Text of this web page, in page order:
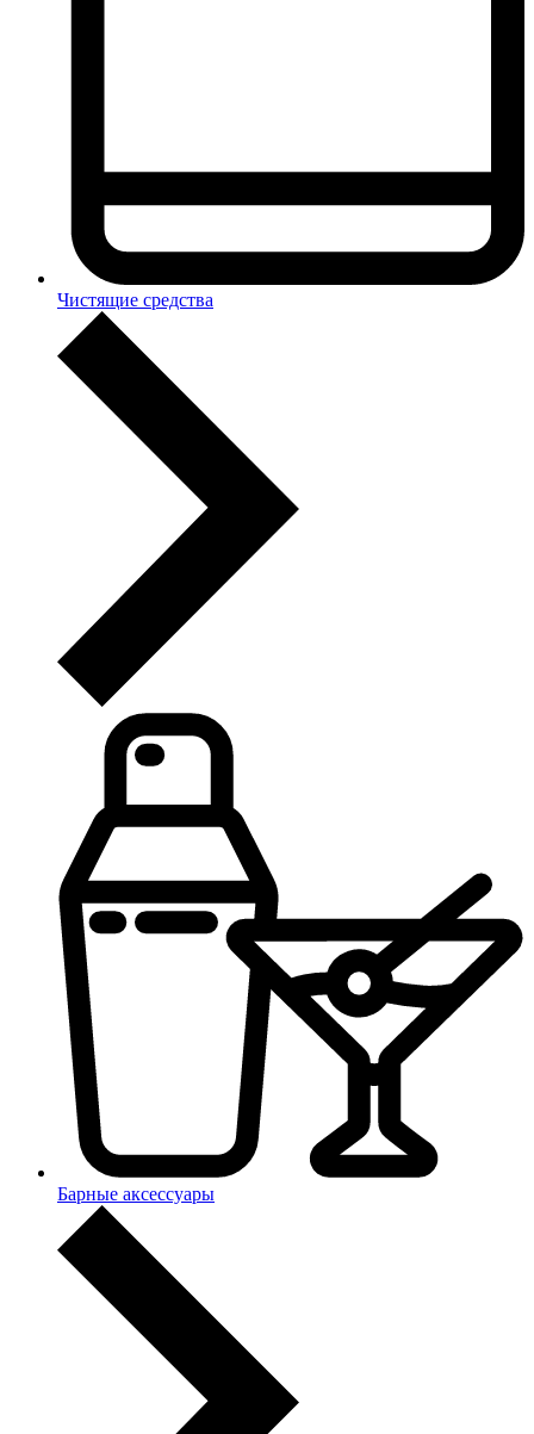
Чистящие средства
Барные аксессуары